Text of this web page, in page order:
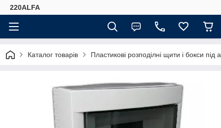
220ALFA
Каталог товарів Пластикові розподілні щити і бокси під